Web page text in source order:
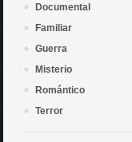
Documental
Familiar
Guerra
Misterio
Romántico
Terror